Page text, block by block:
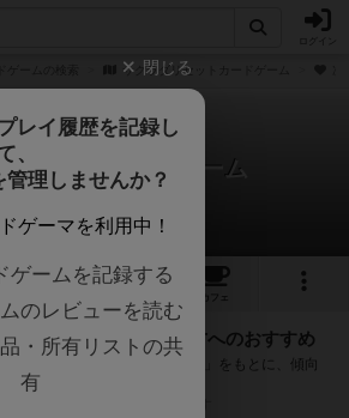
サクラダリセットカードゲーム
セットカードゲーム
のおすすめボードゲーム
3
カフェ
ードゲーム』が好きな方へのおすすめ
で投票された「プレイ感の評価」をもとに、傾向
ング形式で紹介します。
閉じる
レイ履歴を記録し
、
理しませんか？
ゲーマを利用中！
ゲームを記録する
のレビューを読む
・所有リストの共
有